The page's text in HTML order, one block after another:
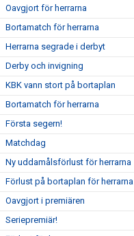
Oavgjort för herrarna
Bortamatch för herrarna
Herrarna segrade i derbyt
Derby och invigning
KBK vann stort på bortaplan
Bortamatch för herrarna
Första segern!
Matchdag
Ny uddamålsförlust för herrarna
Förlust på bortaplan för herrarna
Oavgjort i premiären
Seriepremiär!